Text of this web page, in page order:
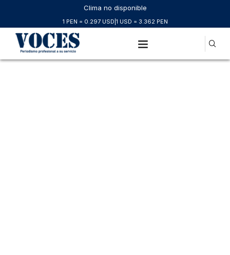
Clima no disponible
1 PEN = 0.297 USD 1 USD = 3.362 PEN